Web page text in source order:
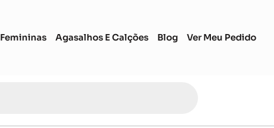
Femininas Agasalhos E Calções Blog Ver Meu Pedido